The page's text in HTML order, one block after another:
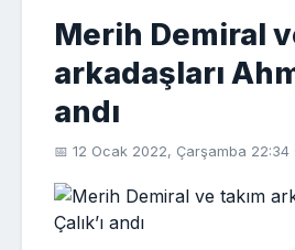
Merih Demiral
arkadaşları
andı
📅 12 Ocak 2022, Çarşamba 22:34